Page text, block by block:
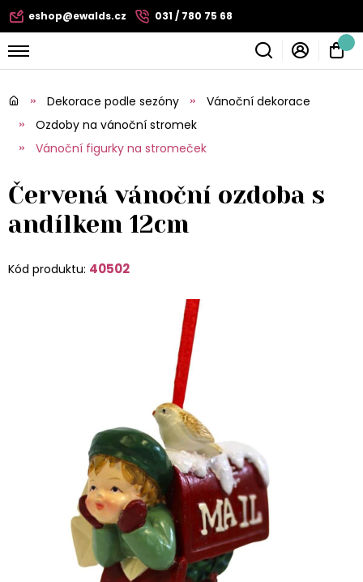
eshop@ewalds.cz 031 / 780 75 68
Dekorace podle sezóny
Vánoční dekorace
Ozdoby na vánoční stromek
Vánoční figurky na stromeček
Červená vánoční ozdoba s
andílkem 12cm
Kód produktu: 40502